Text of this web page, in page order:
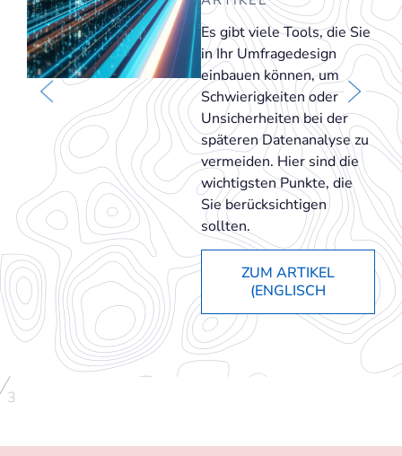
Es gibt viele Tools, die Sie
in Ihr Umfragedesign
einbauen können, um
Schwierigkeiten oder
Unsicherheiten bei der
späteren Datenanalyse zu
vermeiden. Hier sind die
wichtigsten Punkte, die
Sie berücksichtigen
sollten.
ZUM ARTIKEL
(ENGLISCH
3